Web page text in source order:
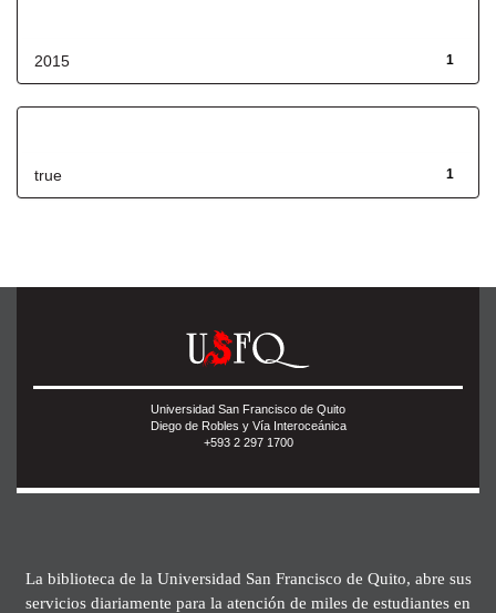
1
2015
1
true
Universidad San Francisco de Quito
Diego de Robles y Vía Interoceánica
+593 2 297 1700
La biblioteca de la Universidad San Francisco de Quito, abre sus
servicios diariamente para la atención de miles de estudiantes en